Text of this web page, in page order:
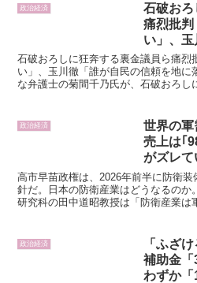
政治経済
石破おろ
痛烈批判
い」、
地に落
石破おろしに狂奔する裏金議員ら痛
い」、玉川徹「誰が自民の信頼を地に
な弁護士の菊間千乃氏が、石破おろし
政治経済
世界の
売上は｢
がズレ
高市早苗政権は、2026年前半に防衛
針だ。日本の防衛産業はどうなるのか
研究科の田中道昭教授は「防衛産業は
政治経済
「ふざ
補助金「
わずか